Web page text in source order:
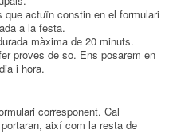
actuïn constin en el formulari
a la festa.
màxima de 20 minuts.
proves de so. Ens posarem en
i hora.
corresponent. Cal
així com la resta de